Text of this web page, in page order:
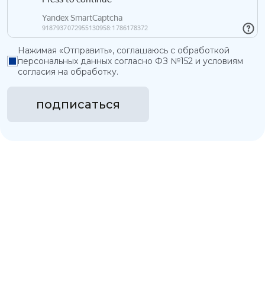
Нажимая «Отправить», соглашаюсь с обработкой
персональных данных согласно ФЗ №152 и условиям
согласия на обработку.
подписаться